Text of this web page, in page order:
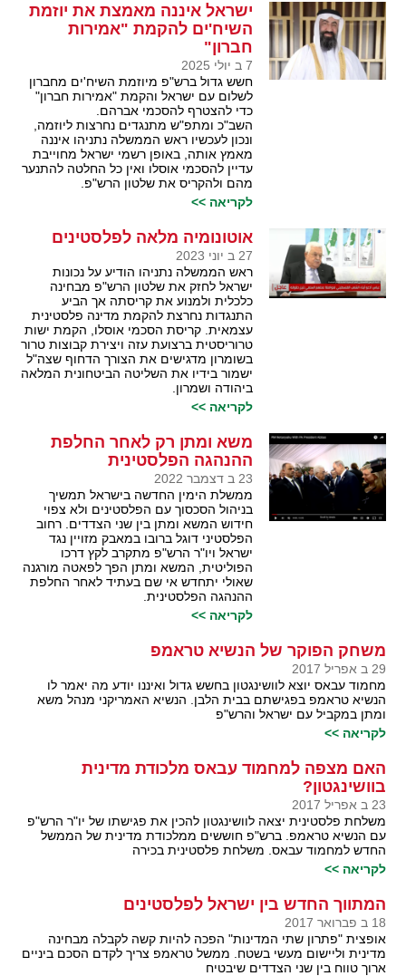
ישראל איננה מאמצת את יוזמת
השיח'ים להקמת "אמירות
חברון"
7 ב יולי 2025
חשש גדול ברש"פ מיוזמת השיח'ים מחברון
לשלום עם ישראל והקמת "אמירות חברון"
כדי להצטרף להסכמי אברהם.
השב"כ ומתפ"ש מתנגדים נחרצות ליוזמה,
ונכון לעכשיו ראש הממשלה נתניהו איננה
מאמץ אותה, באופן רשמי ישראל מחוייבת
עדיין להסכמי אוסלו ואין כל החלטה להתנער
מהם ולהקריס את שלטון הרש"פ.
לקריאה >>
אוטונומיה מלאה לפלסטינים
27 ב יוני 2023
ראש הממשלה נתניהו הודיע על נכונות
ישראל לחזק את שלטון הרש"פ מבחינה
כלכלית ולמנוע את קריסתה אך הביע
התנגדות נחרצת להקמת מדינה פלסטינית
עצמאית. קריסת הסכמי אוסלו, הקמת ישות
טרוריסטית ברצועת עזה ויצירת קבוצות טרור
בשומרון מדגישים את הצורך הדחוף שצה"ל
ישמור בידיו את השליטה הביטחונית המלאה
ביהודה ושמרון.
לקריאה >>
משא ומתן רק לאחר החלפת
ההנהגה הפלסטינית
23 ב דצמבר 2022
ממשלת הימין החדשה בישראל תמשיך
בניהול הסכסוך עם הפלסטינים ולא צפוי
חידוש המשא ומתן בין שני הצדדים. רחוב
הפלסטיני דוגל ברובו במאבק מזויין נגד
ישראל ויו"ר הרש"פ מתקרב לקץ דרכו
הפוליטית, המשא ומתן הפך לפאטה מורגנה
שאולי יתחדש אי שם בעתיד לאחר החלפת
ההנהגה הפלסטינית.
לקריאה >>
משחק הפוקר של הנשיא טראמפ
29 ב אפריל 2017
מחמוד עבאס יוצא לוושינגטון בחשש גדול ואיננו יודע מה יאמר לו
הנשיא טראמפ בפגישתם בבית הלבן. הנשיא האמריקני מנהל משא
ומתן במקביל עם ישראל והרש"פ
לקריאה >>
האם מצפה למחמוד עבאס מלכודת מדינית
בוושינגטון?
23 ב אפריל 2017
משלחת פלסטינית יצאה לוושינגטון להכין את פגישתו של יו"ר הרש"פ
עם הנשיא טראמפ. ברש"פ חוששים ממלכודת מדינית של הממשל
החדש למחמוד עבאס. משלחת פלסטינית בכירה
לקריאה >>
המתווך החדש בין ישראל לפלסטינים
18 ב פברואר 2017
אופצית "פתרון שתי המדינות" הפכה להיות קשה לקבלה מבחינה
מדינית וליישום מעשי בשטח. ממשל טראמפ צריך לקדם הסכם ביניים
ארוך טווח בין שני הצדדים שיבטיח